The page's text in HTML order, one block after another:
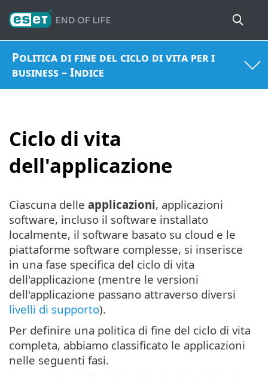
Politica di fine del ciclo di vita per i
business – Indice
Ciclo di vita
dell'applicazione
Ciascuna delle applicazioni, applicazioni
software, incluso il software installato
localmente, il software basato su cloud e le
piattaforme software complesse, si inserisce
in una fase specifica del ciclo di vita
dell'applicazione (mentre le versioni
dell'applicazione passano attraverso diversi
livelli di supporto).
Per definire una politica di fine del ciclo di vita
completa, abbiamo classificato le applicazioni
nelle seguenti fasi.